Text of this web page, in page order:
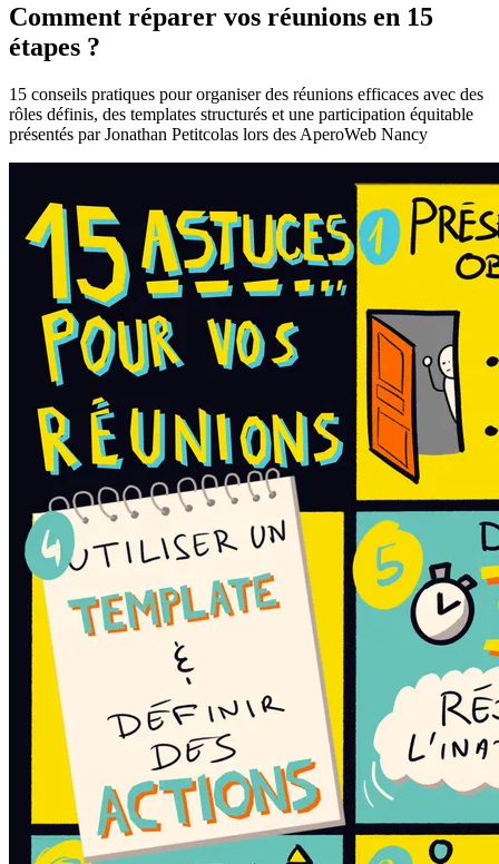
Comment réparer vos réunions en 15
étapes ?
15 conseils pratiques pour organiser des réunions efficaces avec des
rôles définis, des templates structurés et une participation équitable
présentés par Jonathan Petitcolas lors des AperoWeb Nancy